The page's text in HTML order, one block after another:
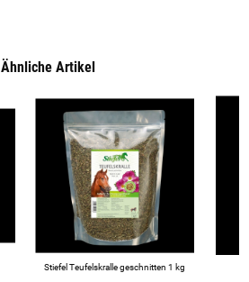
Ähnliche Artikel
Stiefel Teufelskralle geschnitten 1 kg